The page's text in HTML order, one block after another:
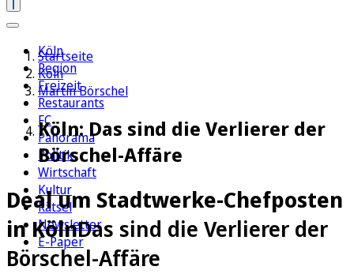
Köln
Region
Freizeit
Restaurants
FC
Panorama
Politik
Wirtschaft
Kultur
Rätsel
Newsletter
E-Paper
Startseite
Köln
Martin Börschel
Köln: Das sind die Verlierer der
Börschel-Affäre
Deal um Stadtwerke-Chefposten
in KölnDas sind die Verlierer der
Börschel-Affäre